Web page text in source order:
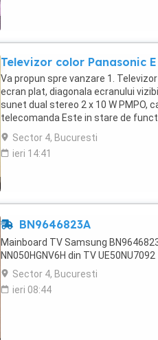
Televizor color Panasonic E
Va propun spre vanzare 1. Televizor
ecran plat, diagonala ecranului
sunet dual stereo 2 x 10 W PMPO,
telecomanda Este in stare de
reparatie ...
Sector 4, Bucuresti
ieri 14:41
BN9646823A
Mainboard TV Samsung
NN050HGNV6H din TV UE50NU7092
Sector 4, Bucuresti
ieri 08:44